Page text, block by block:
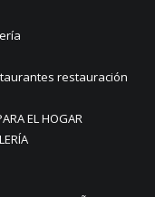
restauración
EL HOGAR